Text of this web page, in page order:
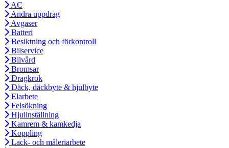
AC
Andra uppdrag
Avgaser
Batteri
Besiktning och förkontroll
Bilservice
Bilvård
Bromsar
Dragkrok
Däck, däckbyte & hjulbyte
Elarbete
Felsökning
Hjulinställning
Kamrem & kamkedja
Koppling
Lack- och måleriarbete